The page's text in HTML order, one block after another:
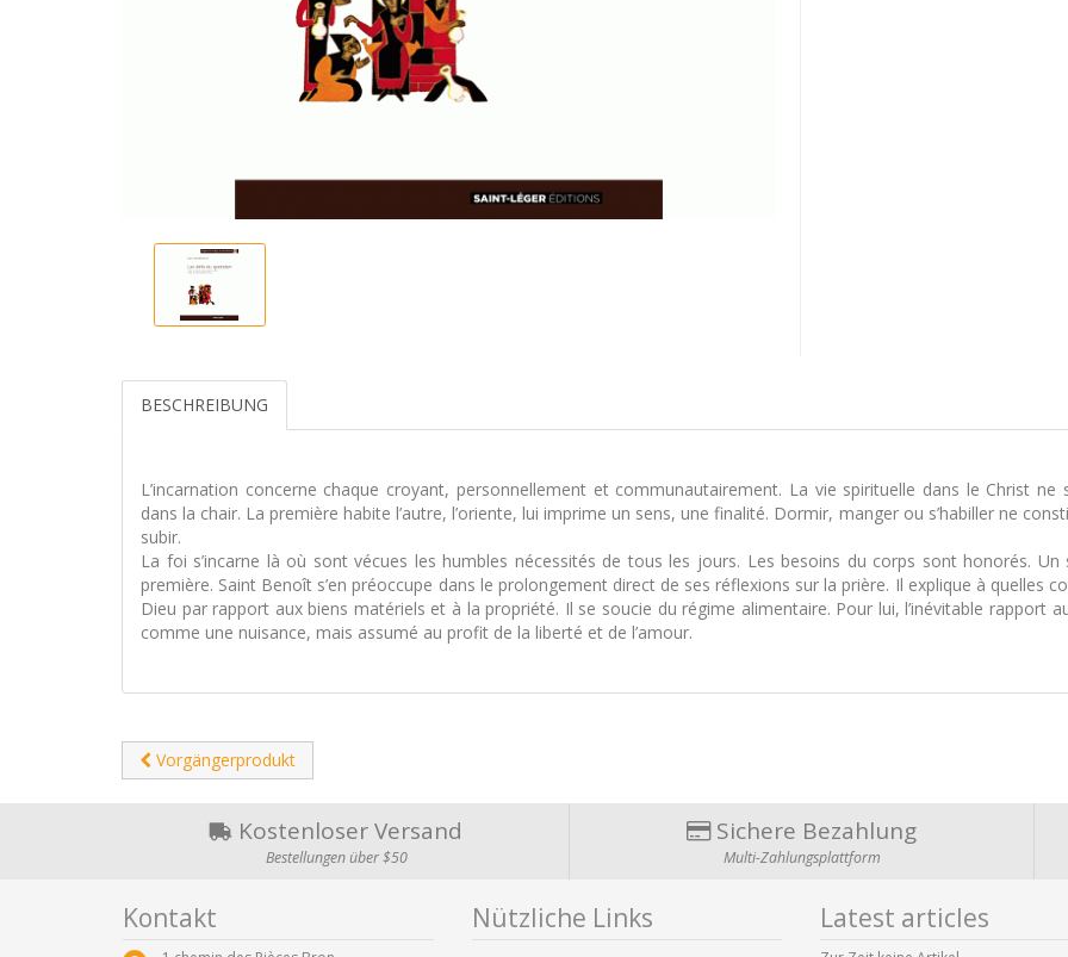
BESCHREIBUNG
L’incarnation concerne chaque croyant, personnellement et communautairement. La vie spirituelle dans le Christ ne
dans la chair. La première habite l’autre, l’oriente, lui imprime un sens, une finalité. Dormir, manger ou s’habiller ne
subir.
La foi s’incarne là où sont vécues les humbles nécessités de tous les jours. Les besoins du corps sont honorés.
première. Saint Benoît s’en préoccupe dans le prolongement direct de ses réflexions sur la prière. Il explique à quelles
Dieu par rapport aux biens matériels et à la propriété. Il se soucie du régime alimentaire. Pour lui, l’inévitable rapport
comme une nuisance, mais assumé au profit de la liberté et de l’amour.
Vorgängerprodukt
Kostenloser Versand
Bestellungen über $50
Sichere Bezahlung
Multi-Zahlungsplattform
Kontakt Nützliche Links Latest articles